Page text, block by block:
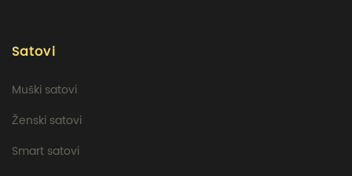
Satovi
Muški satovi
Ženski satovi
Smart satovi